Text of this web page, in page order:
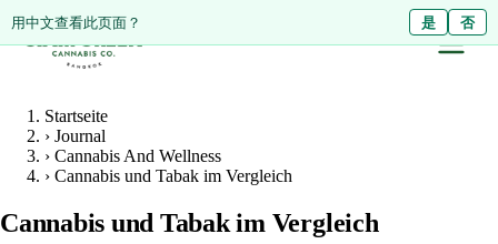
ดูหน้านี้เป็นภาษาไทย? ไม่ใช่
用中文查看此页面？ 是 否
Startseite
› Journal
› Cannabis And Wellness
› Cannabis und Tabak im Vergleich
Cannabis und Tabak im Vergleich